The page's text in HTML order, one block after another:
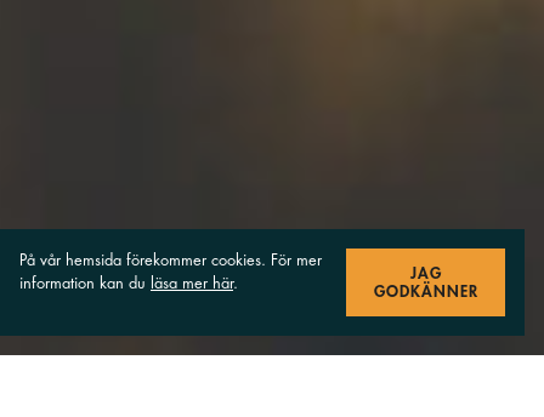
På vår hemsida förekommer cookies. För mer
information kan du
läsa mer här.
JAG
GODKÄNNER